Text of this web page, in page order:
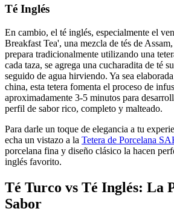
Té Inglés
En cambio, el té inglés, especialmente el
Breakfast Tea', una mezcla de tés de
prepara tradicionalmente utilizando una
cada taza, se agrega una cucharadita de té
seguido de agua hirviendo. Ya sea
china, esta tetera fomenta el proceso de
aproximadamente 3-5 minutos para
perfil de sabor rico, completo y malteado.
Para darle un toque de elegancia a tu
echa un vistazo a la Tetera de Porcelana
porcelana fina y diseño clásico la hacen
inglés favorito.
Té Turco vs Té Inglés: La
Sabor